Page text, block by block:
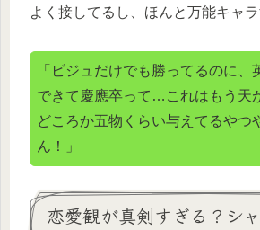
よく接してるし、ほんと万能キャラ
「ビジュだけでも勝ってるのに、
できて慶應卒って…これはもう天
どころか五物くらい与えてるやつ
ん！」
恋愛観が真剣すぎる？シ